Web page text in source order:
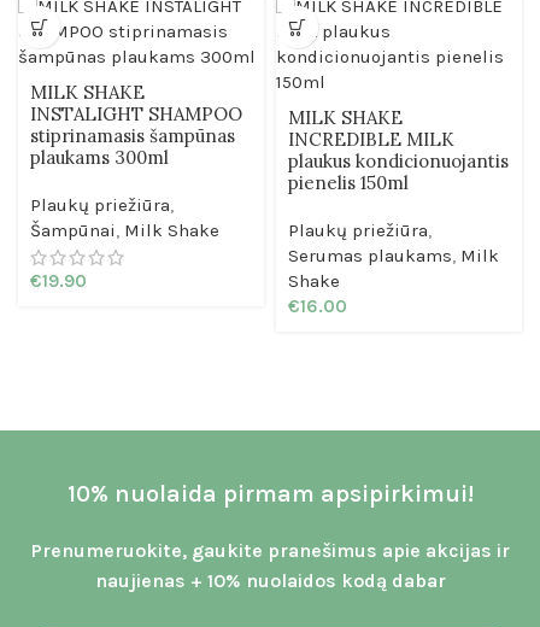
MILK SHAKE
INSTALIGHT SHAMPOO
stiprinamasis šampūnas
plaukams 300ml
Plaukų priežiūra,
Šampūnai, Milk Shake
€19.90
MILK SHAKE
INCREDIBLE MILK
plaukus kondicionuojantis
pienelis 150ml
Plaukų priežiūra,
Serumas plaukams, Milk
Shake
€16.00
10% nuolaida pirmam apsipirkimui!
Prenumeruokite, gaukite pranešimus apie akcijas ir
naujienas + 10% nuolaidos kodą dabar